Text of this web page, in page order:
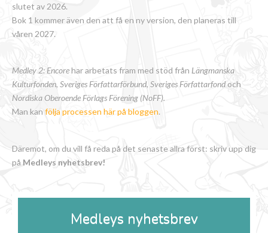
slutet av 2026.
Bok 1 kommer även den att få en ny version, den planeras till
våren 2027.
Medley 2: Encorehar arbetats fram med stöd från Längmanska
Kulturfonden, Sveriges Författarförbund, Sveriges Författarfondoch
Nordiska Oberoende Förlags Förening (NoFF).
Man kan följa processen här på bloggen.
Däremot, om du vill få reda på det senaste allra först: skriv upp dig
på Medleys nyhetsbrev!
Medleys nyhetsbrev